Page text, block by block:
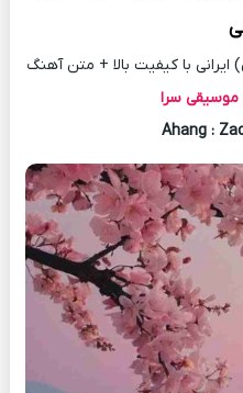
با کیفیت بالا + متن آهنگ
موسیقی سرا
Ahang :